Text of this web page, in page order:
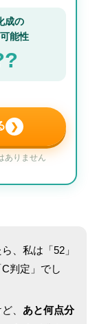
成の
能性
❯
ありません
、私は「52」
判定」でし
、 あと何点分